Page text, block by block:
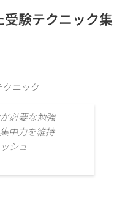
受験テクニック集
ニック
必要な勉強
中力を維持
シュ